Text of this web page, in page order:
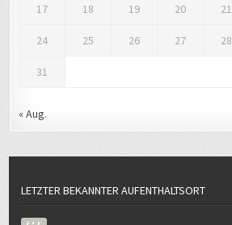
17 18 19 20 21
24 25 26 27 28
31
« Aug.
LETZTER BEKANNTER AUFENTHALTSORT